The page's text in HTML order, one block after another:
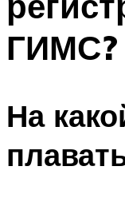
ГИМС?
На